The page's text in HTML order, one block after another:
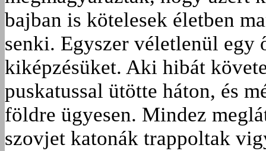
bajban is kötelesek életben
senki. Egyszer véletlenül egy
kiképzésüket. Aki hibát
puskatussal ütötte háton, és
földre ügyesen. Mindez
szovjet katonák trappoltak